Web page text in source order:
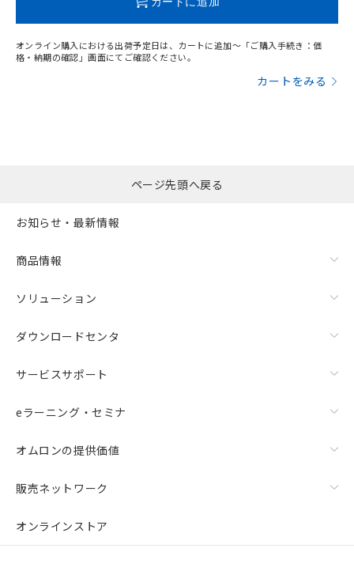
オンライン購入における出荷予定日は、カートに追加～「ご購入手続き：価
格・納期の確認」画面にてご確認ください。
カートをみる
ページ先頭へ戻る
お知らせ・最新情報
商品情報
ソリューション
ダウンロードセンタ
サービスサポート
eラーニング・セミナ
オムロンの提供価値
販売ネットワーク
オンラインストア